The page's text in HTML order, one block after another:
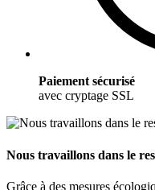
Paiement sécurisé
avec cryptage SSL
Nous travaillons dans le
Grâce à des mesures